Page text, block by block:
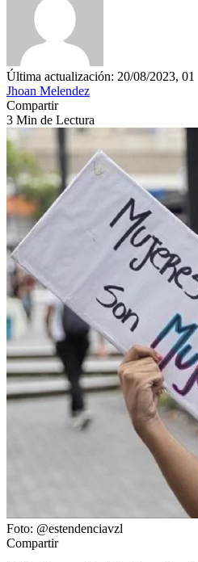
Última actualización: 20/08/2023, 01
Jhoan Melendez
Compartir
3 Min de Lectura
Foto: @estendenciavzl
Compartir